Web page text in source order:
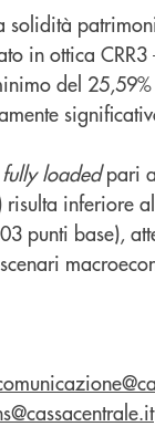
solidità
in ottica
del
fully loadedpari a
inferiore
punti base),